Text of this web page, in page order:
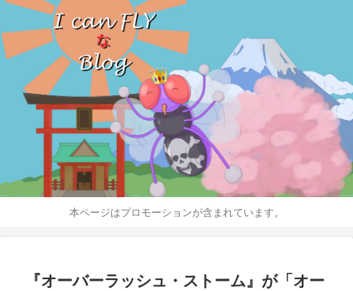
本ページはプロモーションが含まれています。
『オーバーラッシュ・ストーム』が「オー